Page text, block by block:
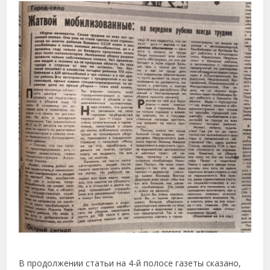
В продолжении статьи на 4-й полосе газеты сказано,